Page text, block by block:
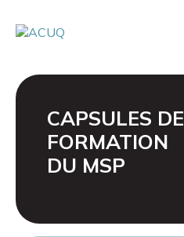
CAPSULES DE
FORMATION
DU MSP